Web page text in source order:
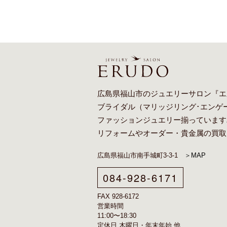
広島県福山市のジュエリーサロン『エ
ブライダル（マリッジリング･ エンゲ
ファッションジュエリー揃っています
リフォームやオーダー ・貴金属の買
広島県福山市南手城町3-3-1 ＞MAP
084-928-6171
FAX 928-6172
営業時間
11:00〜18:30
定休日 木曜日・年末年始 他